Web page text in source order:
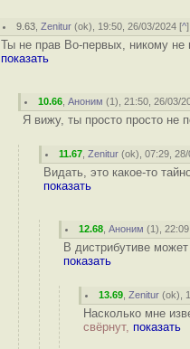
9.63 ,Zenitur (ok), 19:50, 26/03/2024 [^
Ты не прав Во-первых, никому не
показать
10.66 ,Аноним (1), 21:50, 26/03/
Я вижу, ты просто просто не
11.67 ,Zenitur (ok), 07:29,
Видать, это какое-то
показать
12.68 ,Аноним (1),
В дистрибутиве
показать
13.69 ,Zenitur (ok),
Насколько мне
свёрнут, показать